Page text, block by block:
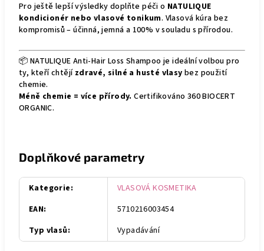
Pro ještě lepší výsledky doplňte péči o NATULIQUE
kondicionér nebo vlasové tonikum. Vlasová kúra bez
kompromisů – účinná, jemná a 100% v souladu s přírodou.
📦 NATULIQUE Anti-Hair Loss Shampoo je ideální volbou pro
ty, kteří chtějí zdravé, silné a husté vlasy bez použití
chemie.
Méně chemie = více přírody. Certifikováno 360 BIOCERT
ORGANIC.
Doplňkové parametry
Kategorie:
VLASOVÁ KOSMETIKA
EAN:
5710216003454
Typ vlasů: Vypadávání